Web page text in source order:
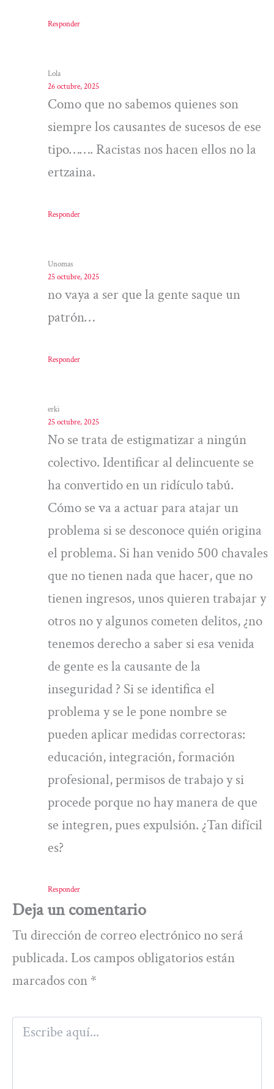
Responder
Lola
26 octubre, 2025
Como que no sabemos quienes son
siempre los causantes de sucesos de ese
tipo……. Racistas nos hacen ellos no la
ertzaina.
Responder
Unomas
25 octubre, 2025
no vaya a ser que la gente saque un
patrón…
Responder
erki
25 octubre, 2025
No se trata de estigmatizar a ningún
colectivo. Identificar al delincuente se
ha convertido en un ridículo tabú.
Cómo se va a actuar para atajar un
problema si se desconoce quién origina
el problema. Si han venido 500 chavales
que no tienen nada que hacer, que no
tienen ingresos, unos quieren trabajar y
otros no y algunos cometen delitos, ¿no
tenemos derecho a saber si esa venida
de gente es la causante de la
inseguridad ? Si se identifica el
problema y se le pone nombre se
pueden aplicar medidas correctoras:
educación, integración, formación
profesional, permisos de trabajo y si
procede porque no hay manera de que
se integren, pues expulsión. ¿Tan difícil
es?
Responder
Deja un comentario
Tu dirección de correo electrónico no será
publicada. Los campos obligatorios están
marcados con *
aquí...